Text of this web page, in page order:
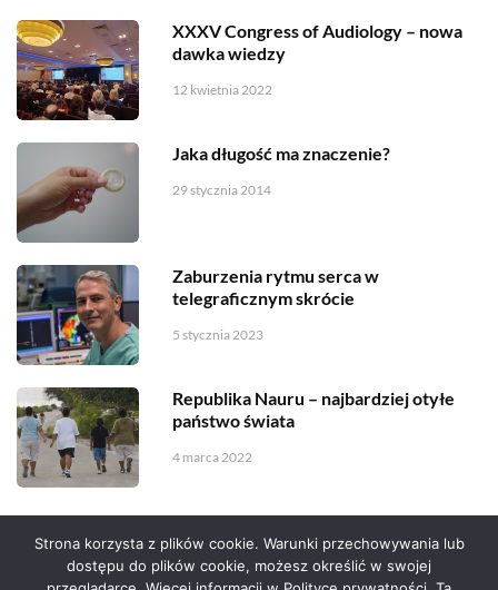
XXXV Congress of Audiology – nowa
dawka wiedzy
12 kwietnia 2022
Jaka długość ma znaczenie?
29 stycznia 2014
Zaburzenia rytmu serca w
telegraficznym skrócie
5 stycznia 2023
Republika Nauru – najbardziej otyłe
państwo świata
4 marca 2022
Strona korzysta z plików cookie. Warunki przechowywania lub
dostępu do plików cookie, możesz określić w swojej